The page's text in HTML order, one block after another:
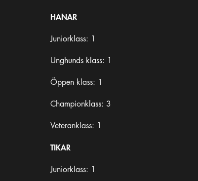
HANAR
Juniorklass: 1
Unghunds klass: 1
Öppen klass: 1
Championklass: 3
Veteranklass: 1
TIKAR
Juniorklass: 1